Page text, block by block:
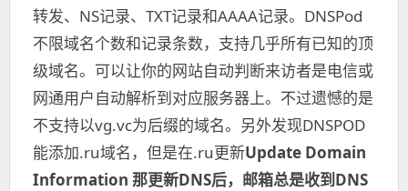
转发、NS记录、TXT记录和AAAA记录。DNSPod
不限域名个数和记录条数，支持几乎所有已知的顶
级域名。可以让你的网站自动判断来访者是电信或
网通用户自动解析到对应服务器上。不过遗憾的是
不支持以vg.vc为后缀的域名。另外发现DNSPOD
能添加.ru域名，但是在.ru更新Update Domain
Information 那更新DNS后，邮箱总是收到DNS